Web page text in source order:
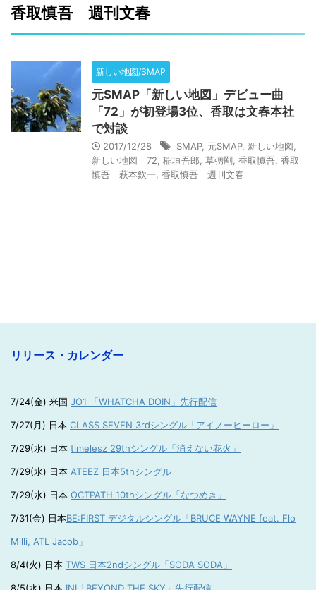
香取慎吾 週刊文春
新しい地図/SMAP
元SMAP「新しい地図」デビュー曲
「72」が初登場3位、香取は文春本社
で対談
2017/12/28 SMAP, 元SMAP, 新しい地図
新しい地図 72 稲垣吾郎 草彅剛 香取慎吾 香取
慎吾 萩本欽一 香取慎吾 週刊文春
リリース・カレンダー
7/24(金) 米国 JO1 「WHATCHA DOIN」先行配信
7/27(月) 日本 CLASS SEVEN 3rdシングル「アイノーヒーロー」
7/29(水) 日本 timelesz 29thシングル「消えない花火」
7/29(水) 日本 ATEEZ 日本5thシングル
7/29(水) 日本 OCTPATH 10thシングル「なつめき」
7/31(金) 日本BE:FIRST デジタルシングル「BRUCE WAYNE feat. Flo
Milli, ATL Jacob」
8/4(火) 日本 TWS 日本2ndシングル「SODA SODA」